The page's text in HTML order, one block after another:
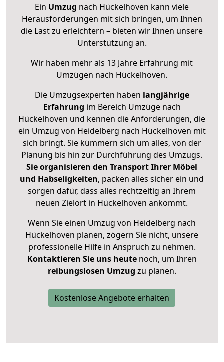
Ein Umzug nach Hückelhoven kann viele
Herausforderungen mit sich bringen, um Ihnen
die Last zu erleichtern – bieten wir Ihnen unsere
Unterstützung an.
Wir haben mehr als 13 Jahre Erfahrung mit
Umzügen nach Hückelhoven.
Die Umzugsexperten haben langjährige
Erfahrung im Bereich Umzüge nach
Hückelhoven und kennen die Anforderungen, die
ein Umzug von Heidelberg nach Hückelhoven mit
sich bringt. Sie kümmern sich um alles, von der
Planung bis hin zur Durchführung des Umzugs.
Sie organisieren den Transport Ihrer Möbel
und Habseligkeiten, packen alles sicher ein und
sorgen dafür, dass alles rechtzeitig an Ihrem
neuen Zielort in Hückelhoven ankommt.
Wenn Sie einen Umzug von Heidelberg nach
Hückelhoven planen, zögern Sie nicht, unsere
professionelle Hilfe in Anspruch zu nehmen.
Kontaktieren Sie uns heutenoch, um Ihren
reibungslosen Umzug zu planen.
Kostenlose Angebote erhalten